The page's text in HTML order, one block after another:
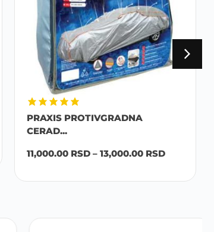
PRAXIS PROTIVGRADNA
CERAD...
11,000.00 RSD – 13,000.00 RSD